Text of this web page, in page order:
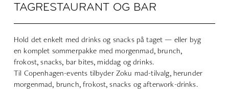
TAGRESTAURANT OG BAR
Hold det enkelt med drinks og snacks på taget — eller byg
en komplet sommerpakke med morgenmad, brunch,
frokost, snacks, bar bites, middag og drinks.
Til Copenhagen-events tilbyder Zoku mad-tilvalg, herunder
morgenmad, brunch, frokost, snacks og afterwork-drinks.